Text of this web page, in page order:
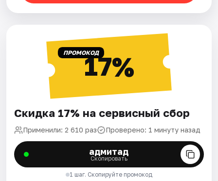
ПРОМОКОД17%
Скидка 17% на сервисный сбор
Применили: 2 610 раз Проверено: 1 минуту назад
адмитад
Скопировать
1 шаг. Скопируйте промокод